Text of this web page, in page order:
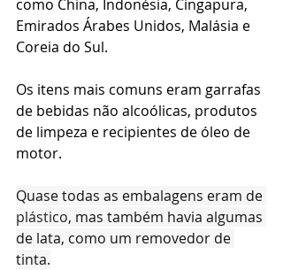
como China, Indonésia, Cingapura,
Emirados Árabes Unidos, Malásia e
Coreia do Sul.
Os itens mais comuns eram garrafas
de bebidas não alcoólicas, produtos
de limpeza e recipientes de óleo de
motor.
Quase todas as embalagens eram de
plástico, mas também havia algumas
de lata, como um removedor de
tinta.